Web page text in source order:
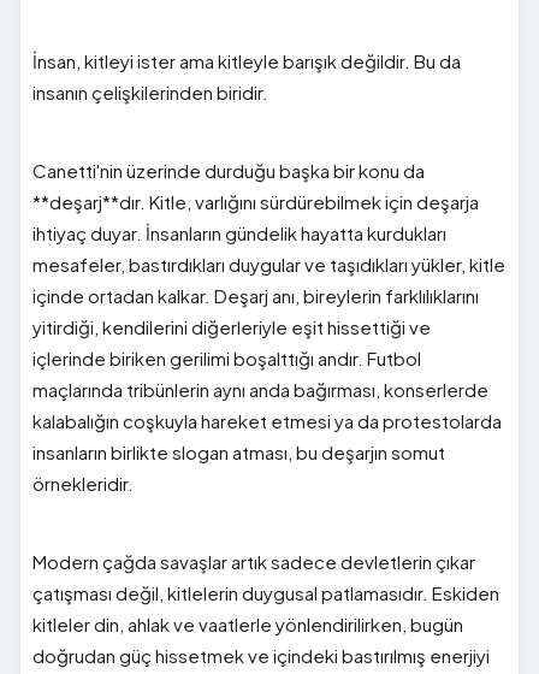
İnsan, kitleyi ister ama kitleyle barışık değildir. Bu da
insanın çelişkilerinden biridir.
Canetti'nin üzerinde durduğu başka bir konu da
**deşarj**dır. Kitle, varlığını sürdürebilmek için deşarja
ihtiyaç duyar. İnsanların gündelik hayatta kurdukları
mesafeler, bastırdıkları duygular ve taşıdıkları yükler, kitle
içinde ortadan kalkar. Deşarj anı, bireylerin farklılıklarını
yitirdiği, kendilerini diğerleriyle eşit hissettiği ve
içlerinde biriken gerilimi boşalttığı andır. Futbol
maçlarında tribünlerin aynı anda bağırması, konserlerde
kalabalığın coşkuyla hareket etmesi ya da protestolarda
insanların birlikte slogan atması, bu deşarjın somut
örnekleridir.
Modern çağda savaşlar artık sadece devletlerin çıkar
çatışması değil, kitlelerin duygusal patlamasıdır. Eskiden
kitleler din, ahlak ve vaatlerle yönlendirilirken, bugün
doğrudan güç hissetmek ve içindeki bastırılmış enerjiyi